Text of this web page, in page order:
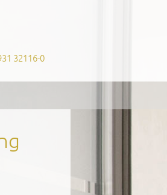
32116-0